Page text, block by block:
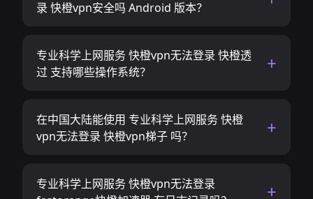
录 快橙vpn安全吗 Android 版本？
专业科学上网服务 快橙vpn无法登录 快橙透
过 支持哪些操作系统？
在中国大陆能使用 专业科学上网服务 快橙
vpn无法登录 快橙vpn梯子 吗？
专业科学上网服务 快橙vpn无法登录